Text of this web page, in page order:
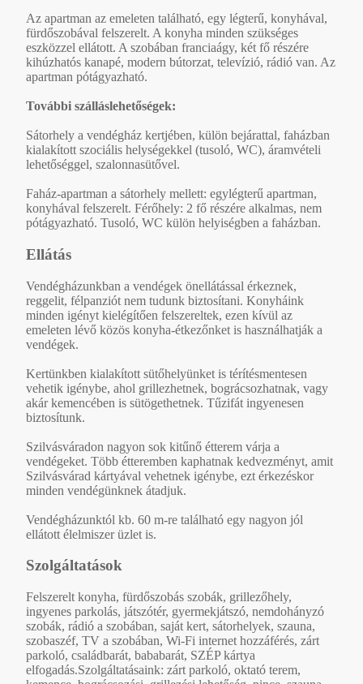
Az apartman az emeleten található, egy légterű, konyhával,
fürdőszobával felszerelt. A konyha minden szükséges
eszközzel ellátott. A szobában franciaágy, két fő részére
kihúzhatós kanapé, modern bútorzat, televízió, rádió van. Az
apartman pótágyazható.
További szálláslehetőségek:
Sátorhely a vendégház kertjében, külön bejárattal, faházban
kialakított szociális helységekkel (tusoló, WC), áramvételi
lehetőséggel, szalonnasütővel.
Faház-apartman a sátorhely mellett: egylégterű apartman,
konyhával felszerelt. Férőhely: 2 fő részére alkalmas, nem
pótágyazható. Tusoló, WC külön helyiségben a faházban.
Ellátás
Vendégházunkban a vendégek önellátással érkeznek,
reggelit, félpanziót nem tudunk biztosítani. Konyháink
minden igényt kielégítően felszereltek, ezen kívül az
emeleten lévő közös konyha-étkezőnket is használhatják a
vendégek.
Kertünkben kialakított sütőhelyünket is térítésmentesen
vehetik igénybe, ahol grillezhetnek, bográcsozhatnak, vagy
akár kemencében is sütögethetnek. Tűzifát ingyenesen
biztosítunk.
Szilvásváradon nagyon sok kitűnő étterem várja a
vendégeket. Több étteremben kaphatnak kedvezményt, amit
Szilvásvárad kártyával vehetnek igénybe, ezt érkezéskor
minden vendégünknek átadjuk.
Vendégházunktól kb. 60 m-re található egy nagyon jól
ellátott élelmiszer üzlet is.
Szolgáltatások
Felszerelt konyha, fürdőszobás szobák, grillezőhely,
ingyenes parkolás, játszótér, gyermekjátszó, nemdohányzó
szobák, rádió a szobában, saját kert, sátorhelyek, szauna,
szobaszéf, TV a szobában, Wi-Fi internet hozzáférés, zárt
parkoló, családbarát, bababarát, SZÉP kártya
elfogadás.Szolgáltatásaink: zárt parkoló, oktató terem,